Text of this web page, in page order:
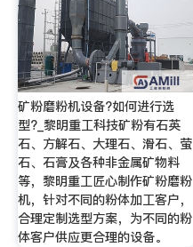
矿粉磨粉机设备?如何进行选
型?_黎明重工科技矿粉有石英
石、方解石、大理石、滑石、萤
石、石膏及各种非金属矿物料
等，黎明重工匠心制作矿粉磨粉
机，针对不同的粉体加工客户，
合理定制选型方案，为不同的粉
体客户供应更合理的设备。